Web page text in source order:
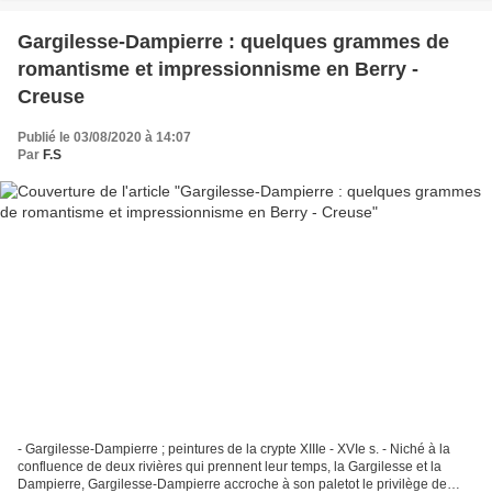
Gargilesse-Dampierre : quelques grammes de
romantisme et impressionnisme en Berry -
Creuse
Publié le 03/08/2020 à 14:07
Par F.S
- Gargilesse-Dampierre ; peintures de la crypte XIIIe - XVIe s. - Niché à la
confluence de deux rivières qui prennent leur temps, la Gargilesse et la
Dampierre, Gargilesse-Dampierre accroche à son paletot le privilège de